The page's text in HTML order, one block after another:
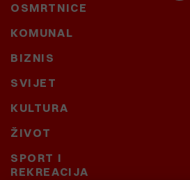
OSMRTNICE
KOMUNAL
BIZNIS
SVIJET
KULTURA
ŽIVOT
SPORT I
REKREACIJA